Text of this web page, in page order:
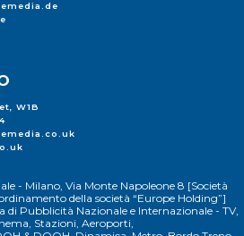
W1B
- Milano, Via Monte Napoleone 8 [Società
della società “Europe Holding”]
di Pubblicità Nazionale e Internazionale - TV,
Stazioni, Aeroporti,